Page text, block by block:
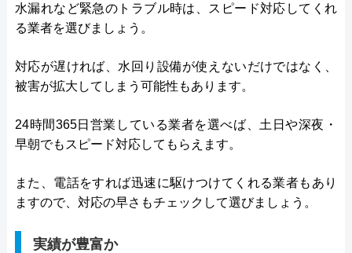
水漏れなど緊急のトラブル時は、スピード対応してくれ
る業者を選びましょう。
対応が遅ければ、水回り設備が使えないだけではなく、
被害が拡大してしまう可能性もあります。
24時間365日営業している業者を選べば、土日や深夜・
早朝でもスピード対応してもらえます。
また、電話をすれば迅速に駆けつけてくれる業者もあり
ますので、対応の早さもチェックして選びましょう。
実績が豊富か